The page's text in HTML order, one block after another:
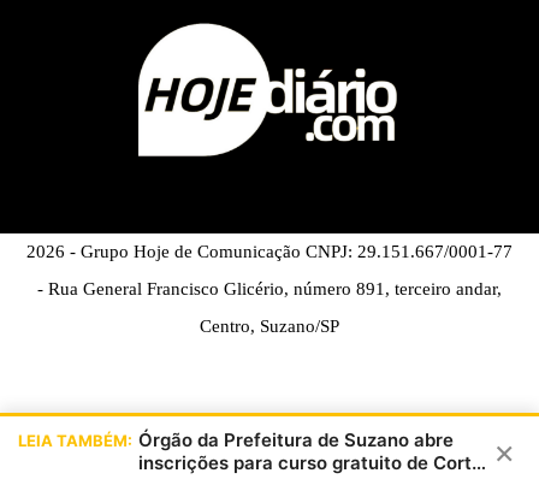
2026 - Grupo Hoje de Comunicação CNPJ: 29.151.667/0001-77
- Rua General Francisco Glicério, número 891, terceiro andar,
Centro, Suzano/SP
LEIA TAMBÉM: Órgão da Prefeitura de Suzano abre
inscrições para curso gratuito de Corte
×